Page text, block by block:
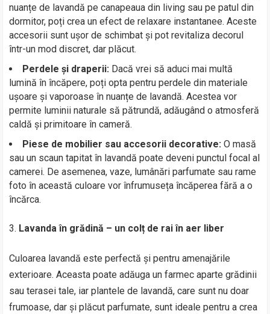
nuanțe de lavandă pe canapeaua din living sau pe patul din
dormitor, poți crea un efect de relaxare instantanee. Aceste
accesorii sunt ușor de schimbat și pot revitaliza decorul
într-un mod discret, dar plăcut.
Perdele și draperii: Dacă vrei să aduci mai multă
lumină în încăpere, poți opta pentru perdele din materiale
ușoare și vaporoase în nuanțe de lavandă. Acestea vor
permite luminii naturale să pătrundă, adăugând o atmosferă
caldă și primitoare în cameră.
Piese de mobilier sau accesorii decorative: O masă
sau un scaun tapitat în lavandă poate deveni punctul focal al
camerei. De asemenea, vaze, lumânări parfumate sau rame
foto în această culoare vor înfrumuseța încăperea fără a o
încărca.
Lavanda în grădină – un colț de rai în aer liber
Culoarea lavandă este perfectă și pentru amenajările
exterioare. Aceasta poate adăuga un farmec aparte grădinii
sau terasei tale, iar plantele de lavandă, care sunt nu doar
frumoase, dar și plăcut parfumate, sunt ideale pentru a crea